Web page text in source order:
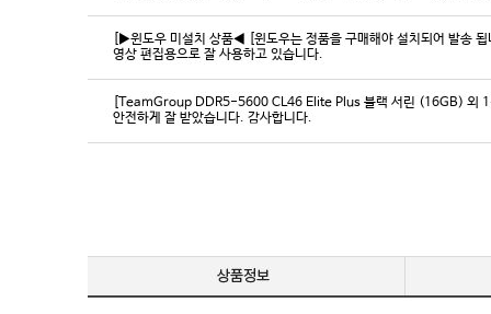
[▶윈도우 미설치 상품◀ [윈도우는 정품을 구매해야 설치되어 발송
영상 편집용으로 잘 사용하고 있습니다.
[TeamGroup DDR5-5600 CL46 Elite Plus 블랙 서린 (16GB) 외
안전하게 잘 받았습니다. 감사합니다.